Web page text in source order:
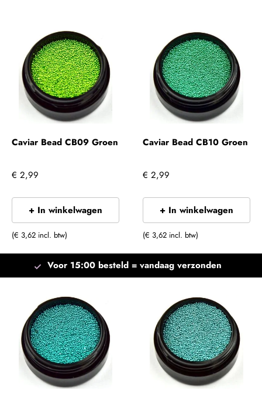
Caviar Bead CB09 Groen
€ 2,99
+ In winkelwagen
(€ 3,62 incl. btw)
Caviar Bead CB10 Groen
€ 2,99
+ In winkelwagen
(€ 3,62 incl. btw)
Voor 15:00 besteld = vandaag verzonden